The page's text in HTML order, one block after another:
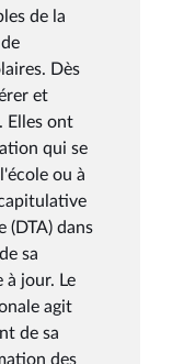
de la
Dès
et
Elles ont
qui se
ou à
(DTA) dans
sa
jour. Le
agit
de sa
des